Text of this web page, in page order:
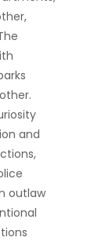
and
outlaw